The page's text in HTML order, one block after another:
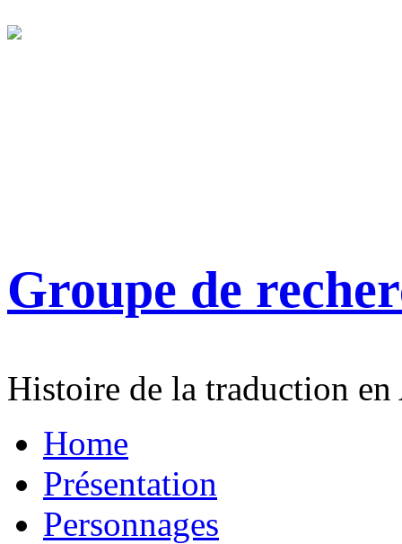
Groupe de
Histoire de la traduction
Home
Présentation
Personnages